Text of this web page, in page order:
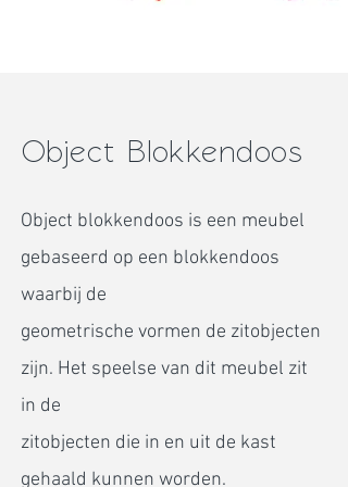
Object Blokkendoos
Object blokkendoos is een meubel
gebaseerd op een blokkendoos
waarbij de
geometrische vormen de zitobjecten
zijn. Het speelse van dit meubel zit
in de
zitobjecten die in en uit de kast
gehaald kunnen worden.